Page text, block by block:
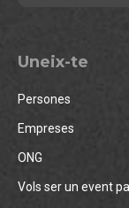
Uneix-te
Persones
Empreses
ONG
Vols ser un event